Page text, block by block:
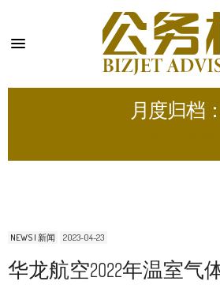
月度归档：
NEWS | 新闻 2023-04-23
华龙航空2022年温室气